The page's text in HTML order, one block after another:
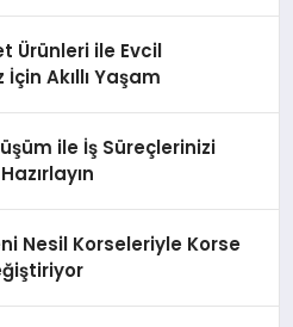
Ürünleri ile Evcil
İçin Akıllı Yaşam
ile İş Süreçlerinizi
Nesil Korseleriyle Korse